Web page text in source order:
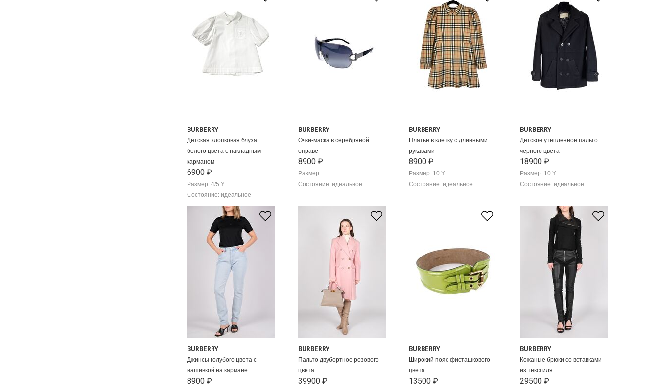
BURBERRY
Детская хлопковая блуза
белого цвета с накладным
карманом
6900 ₽
Размер: 4/5 Y
Состояние: идеальное
BURBERRY
Очки-маска в серебряной
оправе
8900 ₽
Размер:
Состояние: идеальное
BURBERRY
Платье в клетку с длинными
рукавами
8900 ₽
Размер: 10 Y
Состояние: идеальное
BURBERRY
Детское утепленное пальто
черного цвета
18900 ₽
Размер: 10 Y
Состояние: идеальное
BURBERRY
Джинсы голубого цвета с
нашивкой на кармане
8900 ₽
BURBERRY
Пальто двубортное розового
цвета
39900 ₽
BURBERRY
Широкий пояс фисташкового
цвета
13500 ₽
BURBERRY
Кожаные брюки со вставками
из текстиля
29500 ₽